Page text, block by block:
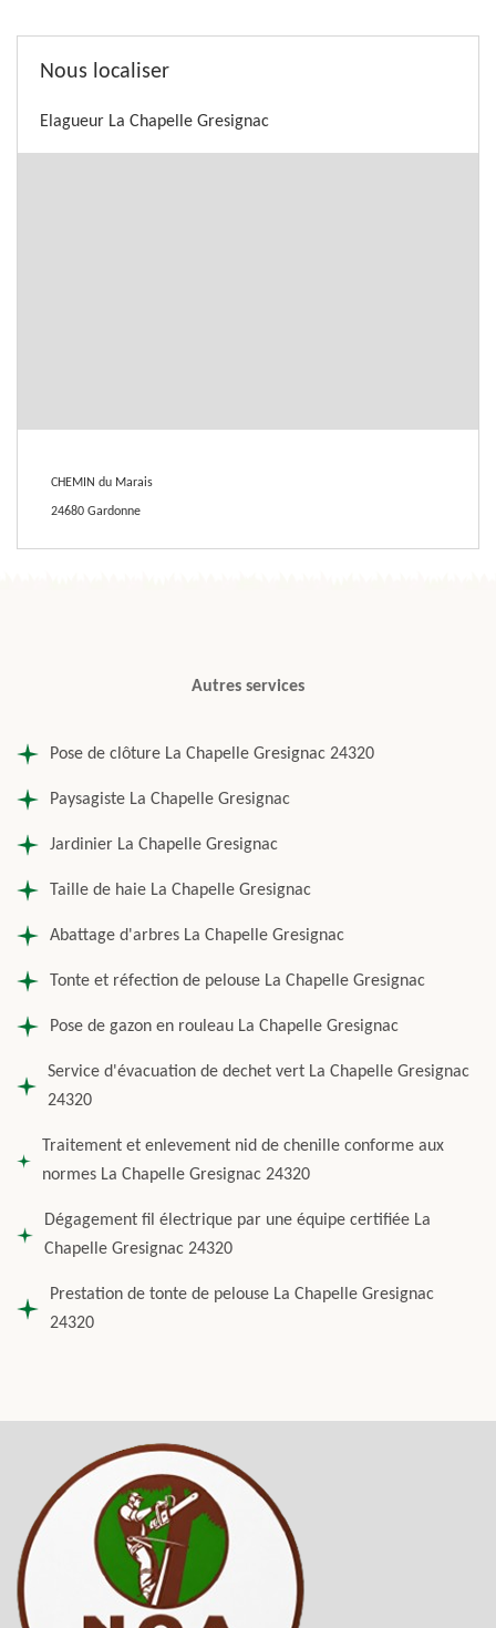
Nous localiser
Elagueur La Chapelle Gresignac
CHEMIN du Marais
24680 Gardonne
Autres services
Pose de clôture La Chapelle Gresignac 24320
Paysagiste La Chapelle Gresignac
Jardinier La Chapelle Gresignac
Taille de haie La Chapelle Gresignac
Abattage d'arbres La Chapelle Gresignac
Tonte et réfection de pelouse La Chapelle Gresignac
Pose de gazon en rouleau La Chapelle Gresignac
Service d'évacuation de dechet vert La Chapelle Gresignac
24320
Traitement et enlevement nid de chenille conforme aux
normes La Chapelle Gresignac 24320
Dégagement fil électrique par une équipe certifiée La
Chapelle Gresignac 24320
Prestation de tonte de pelouse La Chapelle Gresignac
24320